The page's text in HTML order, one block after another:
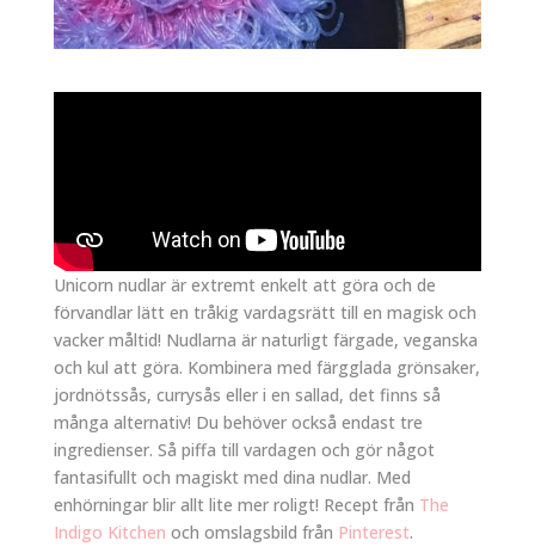
Unicorn nudlar är extremt enkelt att göra och de
förvandlar lätt en tråkig vardagsrätt till en magisk och
vacker måltid! Nudlarna är naturligt färgade, veganska
och kul att göra. Kombinera med färgglada grönsaker,
jordnötssås, currysås eller i en sallad, det finns så
många alternativ! Du behöver också endast tre
ingredienser. Så piffa till vardagen och gör något
fantasifullt och magiskt med dina nudlar. Med
enhörningar blir allt lite mer roligt! Recept från The
Indigo Kitchen och omslagsbild från Pinterest.